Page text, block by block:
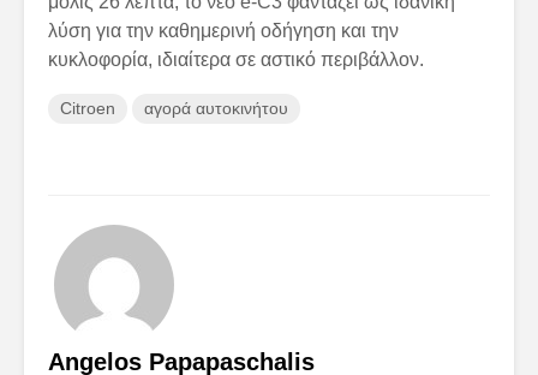
λύση για την καθημερινή οδήγηση και την
κυκλοφορία, ιδιαίτερα σε αστικό περιβάλλον.
Citroen αγορά αυτοκινήτου
Angelos Papapaschalis